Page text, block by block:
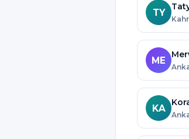
TY
ME
KA